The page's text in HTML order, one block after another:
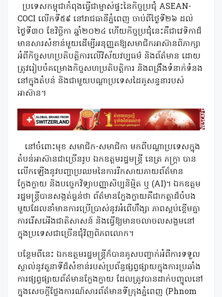
ប្រទេសកម្ពុជាកំពុងធ្វើជាម្ចាស់ផ្ទះនៃកិច្ចប្រជុំ ASEAN-
COCI លើកទី៥៩ នៅរាជធានីភ្នំពេញ ចាប់ពីថ្ងៃទី២៦ ដល់
ថ្ងៃទី៣០ ខែវិច្ឆិកា ឆ្នាំ២០២៤ ហើយកិច្ចប្រជុំនេះគឺជាវេទិកាដ៏
មានសារសំខាន់មួយដើម្បីអនុញ្ញតឱ្យសមាជិកអាស៊ានពិភាក្សា
អំពីកិច្ចសហប្រតិបត្តិការលើវិស័យវប្បធម៌ និងព័ត៌មាន ដោយ
ត្រូវរៀបចំគម្រោងកិច្ចសហប្រតិបត្តិការ និងពង្រឹងទំនាក់ទំនង
នៅក្នុងតំបន់ និងជាមួយបណ្តាប្រទេសដៃគូសន្ទនារបស់
អាស៊ាន។
នៅចំពោះមុខ សមាជិក-សមាជិកា មកពីបណ្តាប្រទេសក្នុង
តំបន់អាស៊ានជាច្រើនរូប ឯកឧត្តមរដ្ឋមន្រ្តី នេត្រ ភក្រ្តា បាន
លើកឡើងនូវបញ្ហាប្រឈមនៃការរីកសាយភាយព័ត៌មាន
ក្លែងក្លាយ និងបច្ចេកវិទ្យាបញ្ញាសិប្បនិម្មិត ឬ (AI)។ ឯកឧត្តម
រដ្ឋមន្រ្តីបានសង្កត់ធ្ងន់ថា ព័ត៌មានក្លែងក្លាយគឺជាកត្តាដ៏ចំបង
មួយដែលនាំមានការប្រើប្រាស់នូវអំពើហឹង្សា ភាពស្អប់ខ្ពើមគ្នា
ការរើសអើងជាតិសាសន៍ និងធ្វើឱ្យមានចលាចលសង្គមនៅ
ក្នុងប្រទេសជាច្រើនជុំវិញពិភពលោក។
បន្ថែមពីនេះ ឯកឧត្តមរដ្ឋមន្រ្តីក៏បានគូសបញ្ជាក់អំពីការទទួល
ស្គាល់នូវតួនាទីដ៏សំខាន់របស់ប្រព័ន្ធផ្សព្វផ្សាយក្នុងការប្រឆាំង
ការផ្សព្វផ្សាយព័ត៌មានក្លែងក្លាយ ដែលត្រូវបានដាក់បញ្ចូលនៅ
ក្នុងសេចក្តីថ្លែងការណ៍សារព័ត៌មានទីក្រុងភ្នំពេញ (Phnom